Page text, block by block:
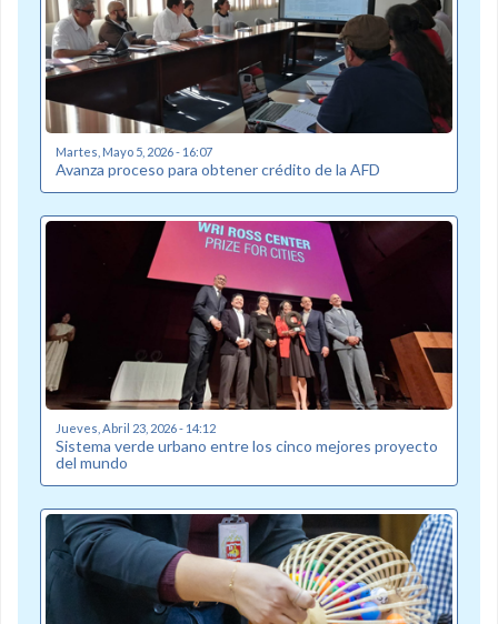
Martes, Mayo 5, 2026 - 16:07
Avanza proceso para obtener crédito de la AFD
Jueves, Abril 23, 2026 - 14:12
Sistema verde urbano entre los cinco mejores proyecto
del mundo